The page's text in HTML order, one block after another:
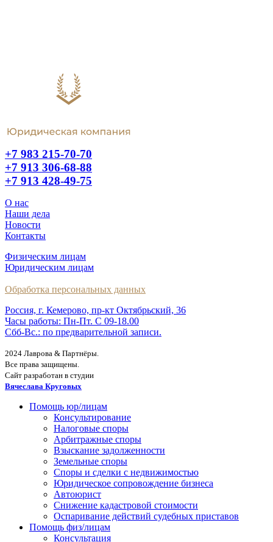
+7 983 215-70-70
+7 913 306-68-88
+7 913 428-49-75
О нас
Наши дела
Новости
Контакты
Физическим лицам
Юридическим лицам
Обработка персональных данных
Россия, г. Кемерово, пр-кт Октябрьский, 36
Часы работы: Пн-Пт. С 09-18.00
Сбб-Вс.: по предварительной записи.
2024 Лаврова & Партнёры.
Все права защищены.
Сайт разработан в студии
Вячеслава Круговых
Помощь юр/лицам
Консультирование
Налоговые споры
Арбитражные споры
Взыскание задолженности
Земельные споры
Споры и сделки с недвижимостью
Юридическое сопровождение бизнеса
Автоюрист
Снижение кадастровой стоимости
Оспаривание действий судебных приставов
Помощь физ/лицам
Консультация